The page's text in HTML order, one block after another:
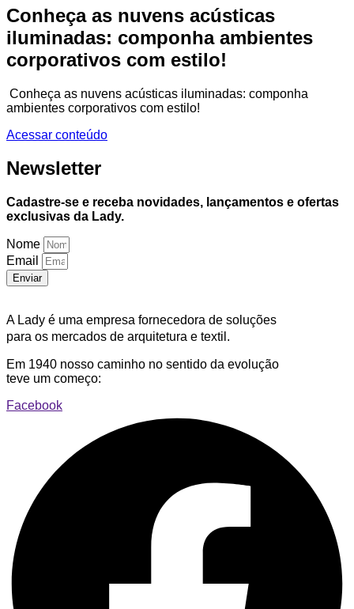
Conheça as nuvens acústicas
iluminadas: componha ambientes
corporativos com estilo!
Conheça as nuvens acústicas iluminadas: componha
ambientes corporativos com estilo!
Acessar conteúdo
Newsletter
Cadastre-se e receba novidades, lançamentos e ofertas
exclusivas da Lady.
Nome
Email
Enviar
A Lady é uma empresa fornecedora de soluções
para os mercados de arquitetura e textil.
Em 1940 nosso caminho no sentido da evolução
teve um começo:
Facebook